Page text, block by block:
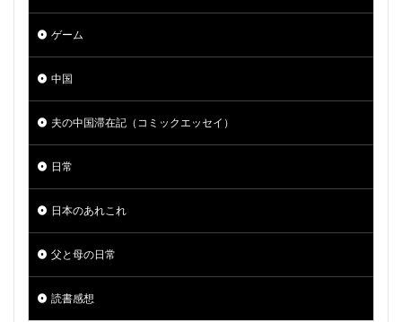
ゲーム
中国
夫の中国滞在記（コミックエッセイ）
日常
日本のあれこれ
父と母の日常
読書感想